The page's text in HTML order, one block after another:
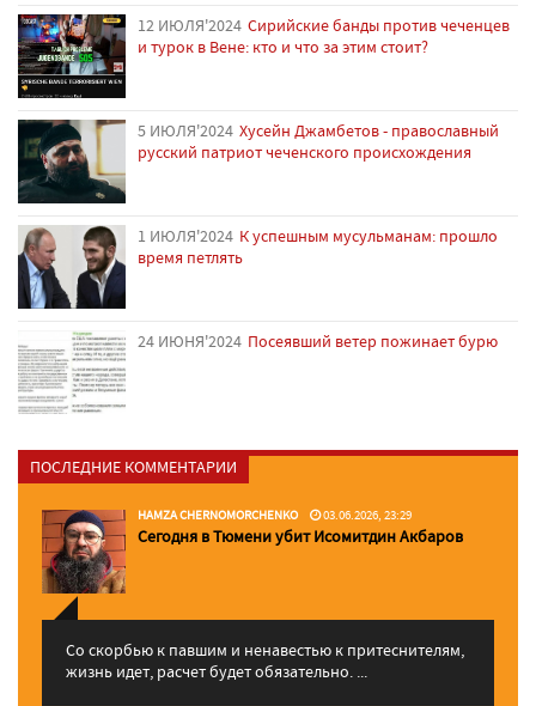
12 ИЮЛЯ'2024 Сирийские банды против чеченцев
и турок в Вене: кто и что за этим стоит?
5 ИЮЛЯ'2024 Хусейн Джамбетов - православный
русский патриот чеченского происхождения
1 ИЮЛЯ'2024 К успешным мусульманам: прошло
время петлять
24 ИЮНЯ'2024 Посеявший ветер пожинает бурю
ПОСЛЕДНИЕ КОММЕНТАРИИ
HAMZA CHERNOMORCHENKO 03.06.2026, 23:29
Сегодня в Тюмени убит Исомитдин Акбаров
Со скорбью к павшим и ненавестью к притеснителям,
жизнь идет, расчет будет обязательно. ...